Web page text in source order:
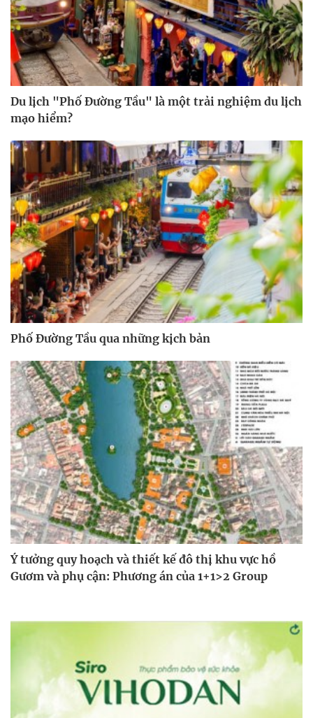
Du lịch "Phố Đường Tầu" là một trải nghiệm du lịch
mạo hiểm?
Phố Đường Tầu qua những kịch bản
Ý tưởng quy hoạch và thiết kế đô thị khu vực hồ
Gươm và phụ cận: Phương án của 1+1>2 Group